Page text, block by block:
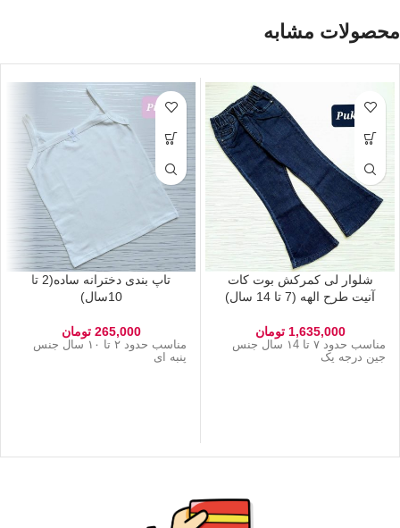
محصولات مشابه
شلوار لی کمرکش بوت کات
آنیت طرح الهه (7 تا 14 سال)
1,635,000 تومان
مناسب حدود ۷ تا ۱4 سال جنس
جین درجه یک
تاپ بندی دخترانه ساده(2 تا
10سال)
265,000 تومان
مناسب حدود ۲ تا ۱۰ سال جنس
پنبه ای